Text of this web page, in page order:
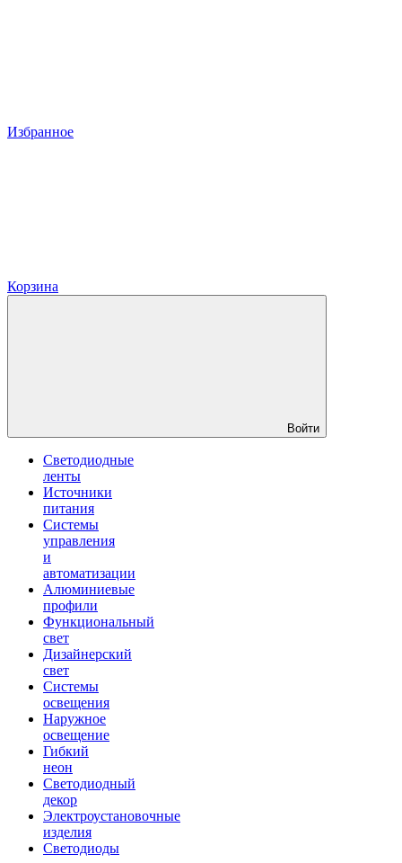
Избранное
Корзина
Войти
Светодиодные
ленты
Источники
питания
Системы
управления
и
автоматизации
Алюминиевые
профили
Функциональный
свет
Дизайнерский
свет
Системы
освещения
Наружное
освещение
Гибкий
неон
Светодиодный
декор
Электроустановочные
изделия
Светодиоды